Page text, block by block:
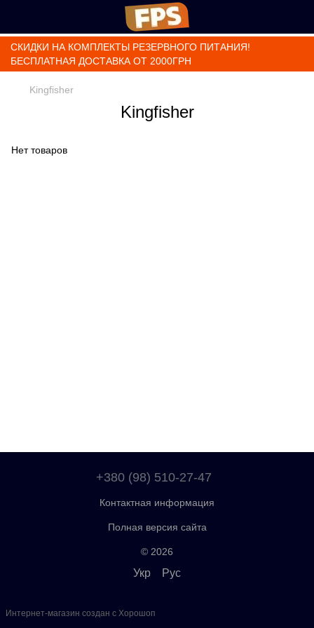
СКИДКИ НА КОМПЛЕКТЫ РЕЗЕРВНОГО ПИТАНИЯ!
БЕСПЛАТНАЯ ДОСТАВКА ОТ 2000ГРН
Kingfisher
Kingfisher
Нет товаров
+380 (98) 510-27-47
Контактная информация
Полная версия сайта
© 2026
Укр Рус
Интернет-магазин создан с Хорошоп